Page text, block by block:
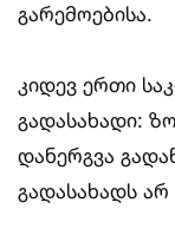
გარემოებისა.
კიდევ ერთი
გადასახადი:
დანერგვა
გადასახადს არ